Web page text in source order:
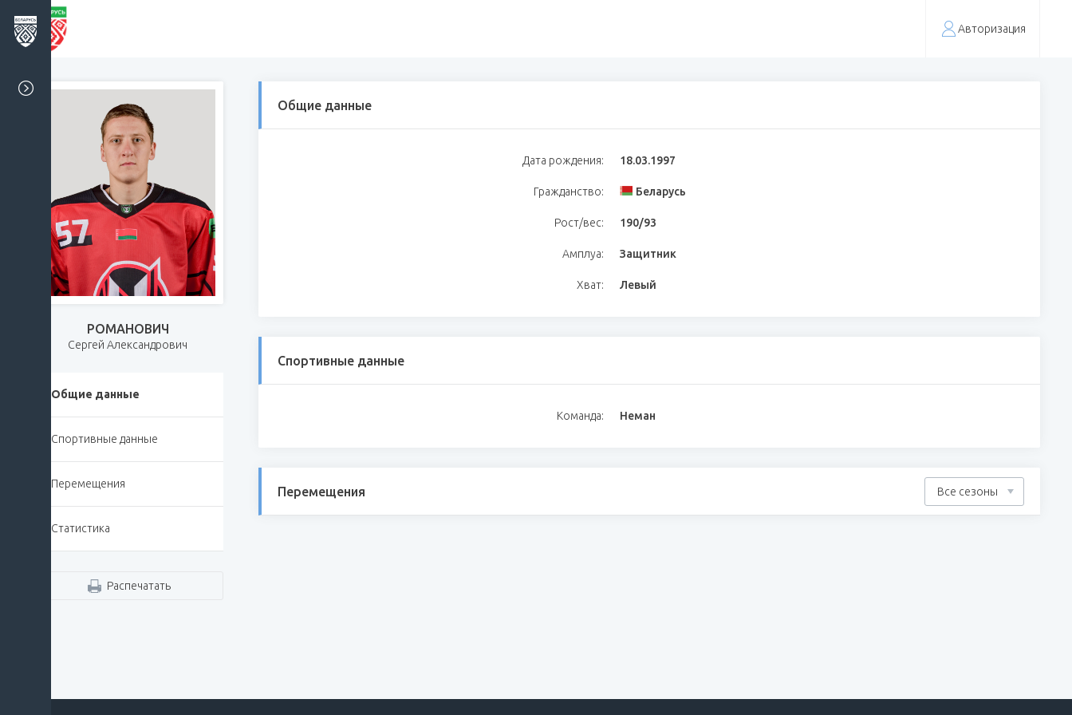
Авторизация
РОМАНОВИЧ
Сергей Александрович
Общие данные
Спортивные данные
Перемещения
Статистика
Распечатать
Общие данные
Дата рождения: 18.03.1997
Гражданство: Беларусь
Рост/вес: 190/93
Амплуа: Защитник
Хват: Левый
Спортивные данные
Команда: Неман
Перемещения Все сезоны